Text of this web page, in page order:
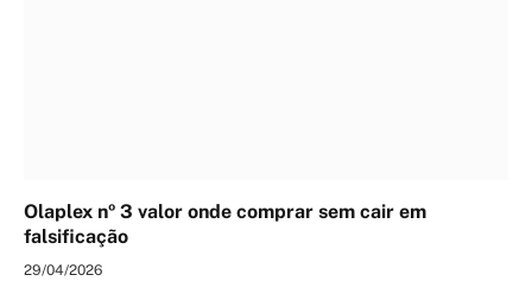
Olaplex nº 3 valor onde comprar sem cair em
falsificação
29/04/2026